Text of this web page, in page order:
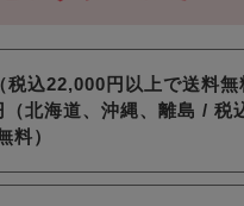
税込22,000円以上で送料無
（北海道、沖縄、離島 /税
料）